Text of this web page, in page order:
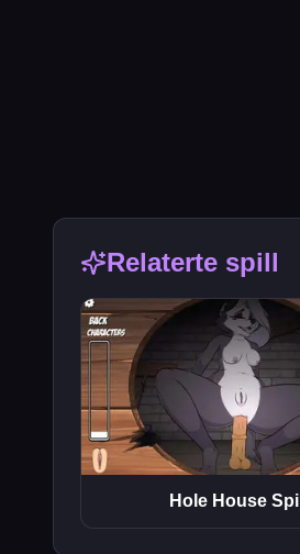
Relaterte spill
Hole House Spill